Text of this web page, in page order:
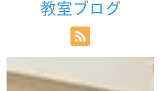
教室ブログ